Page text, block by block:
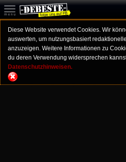
Diese Website verwendet Cookies. Wir
auswerten, um nutzungsbasiert
anzuzeigen. Weitere Informationen zu
du deren Verwendung widersprechen
Datenschutzhinweisen.